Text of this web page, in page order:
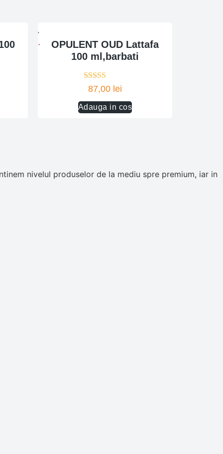
OPULENT OUD Lattafa
100 ml,barbati
87,00 lei
Adauga in cos
Evaluat la
5.00
nivelul produselor de la mediu spre premium, iar in